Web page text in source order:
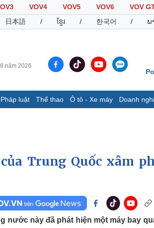
VOV4 VOV5 VOV6
VOV
日本語 / ខ្មែរ / 한국어 / ພ
năm 2026
Pháp luật Thể thao Ô tô - Xe máy Doanh
Infographic
đá
Ô tô - Xe máy
Xe máy
Trung Quốc xâm
nước này đã phát hiện một máy bay